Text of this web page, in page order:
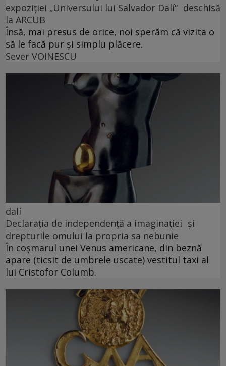
expoziției „Universului lui Salvador Dalí“ deschisă
la ARCUB
Însă, mai presus de orice, noi sperăm că vizita o
să le facă pur și simplu plăcere.
Sever VOINESCU
dalí
Declarația de independență a imaginației și
drepturile omului la propria sa nebunie
În coșmarul unei Venus americane, din beznă
apare (ticsit de umbrele uscate) vestitul taxi al
lui Cristofor Columb.